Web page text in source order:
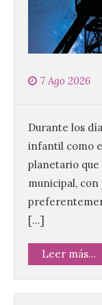
7 Ago 2026
Durante los
infantil como
planetario
municipal, con
[…]
Leer más...